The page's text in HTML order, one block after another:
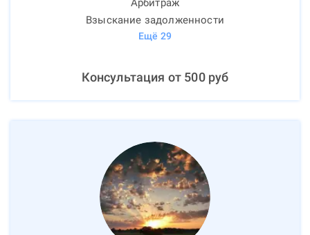
Арбитраж
Взыскание задолженности
Ещё 29
Консультация от 500руб